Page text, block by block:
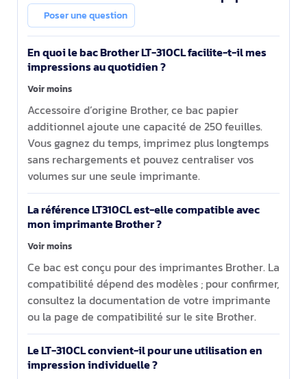
250 feuilles
Poser une question
En quoi le bac Brother LT-310CL facilite-t-il mes
impressions au quotidien ?
Voir moins
Accessoire d’origine Brother, ce bac papier
additionnel ajoute une capacité de 250 feuilles.
Vous gagnez du temps, imprimez plus longtemps
sans rechargements et pouvez centraliser vos
volumes sur une seule imprimante.
La référence LT310CL est-elle compatible avec
mon imprimante Brother ?
Voir moins
Ce bac est conçu pour des imprimantes Brother. La
compatibilité dépend des modèles ; pour confirmer,
consultez la documentation de votre imprimante
ou la page de compatibilité sur le site Brother.
Le LT-310CL convient-il pour une utilisation en
impression individuelle ?